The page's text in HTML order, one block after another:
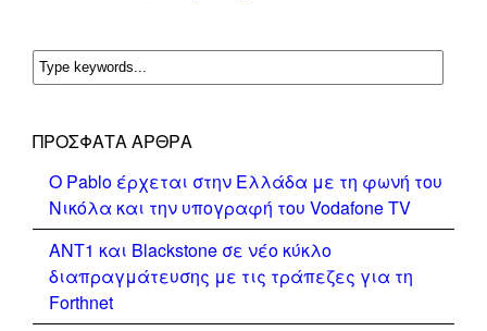
ΠΡΌΣΦΑΤΑ ΆΡΘΡΑ
Ο Pablo έρχεται στην Ελλάδα με τη φωνή του
Νικόλα και την υπογραφή του Vodafone TV
ΑΝΤ1 και Blackstone σε νέο κύκλο
διαπραγμάτευσης με τις τράπεζες για τη
Forthnet